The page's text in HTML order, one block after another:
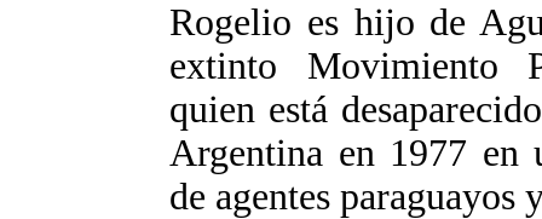
Rogelio es hijo de
extinto Movimiento
quien está
Argentina en 1977 en
de agentes paraguayos